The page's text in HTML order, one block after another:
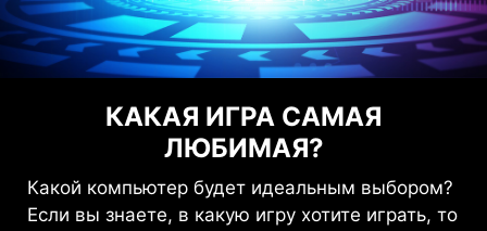
КАКАЯ ИГРА САМАЯ
ЛЮБИМАЯ?
Какой компьютер будет идеальным выбором?
Если вы знаете, в какую игру хотите играть, то